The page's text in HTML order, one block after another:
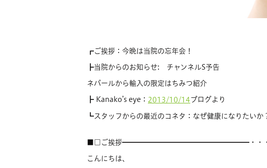
┏ご挨拶：今晩は当院の忘年会！
┣当院からのお知らせ: チャンネルS予告
ネパールから輸入の限定はちみつ紹介
┣ Kanako’s eye： 2013/10/14 ブログより
┗スタッフからの最近のコネタ：なぜ健康になりたいか
■□ご挨拶━━━━━━━━━━━━━━━━━━・・
こんにちは、